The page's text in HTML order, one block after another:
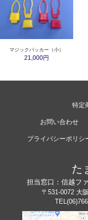
マジックパッカー（小）
21,000円
特定
お問い合わせ
プライバシーポリシ
た
担当窓口：信越フ
〒531-0072 大